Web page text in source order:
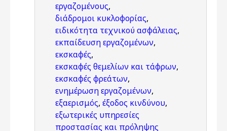
εργαζομένους,
διάδρομοι κυκλοφορίας,
ειδικότητα τεχνικού ασφάλειας,
εκπαίδευση εργαζομένων,
εκσκαφές,
εκσκαφές θεμελίων και τάφρων,
εκσκαφές φρεάτων,
ενημέρωση εργαζομένων,
εξαερισμός, έξοδος κινδύνου,
εξωτερικές υπηρεσίες
προστασίας και πρόληψης